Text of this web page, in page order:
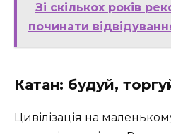
Зі скількох років
починати
Катан: будуй,
Цивілізація на